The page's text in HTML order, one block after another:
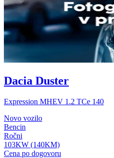
Dacia Duster
Expression MHEV 1.2 TCe 140
Novo vozilo
Bencin
Ročni
103KW (140KM)
Cena po dogovoru